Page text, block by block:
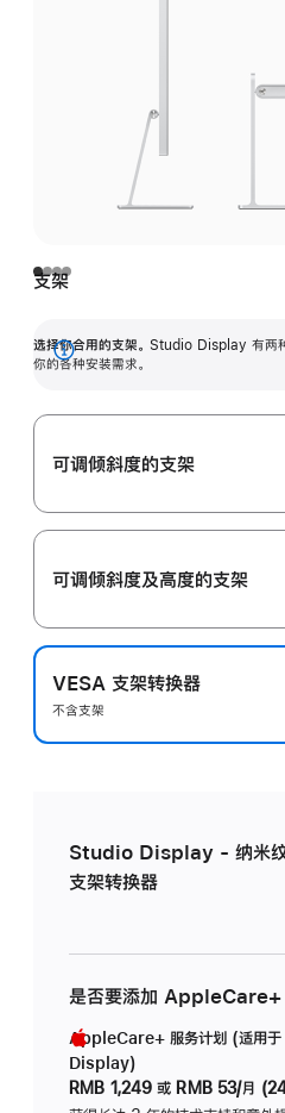
支架
选择你合用的支架。 Studio Display 有两种
你的各种安装需求。
展
可调倾斜度的支架
可调倾斜度及高‍度的支‍架
VESA 支架转换器
不含支架
Studio Display - 纳米
支架转换器
是否要添加 AppleCare+
AppleCare+ 服务计划 (适用
Display)
RMB 1,249 或 RMB 53/月